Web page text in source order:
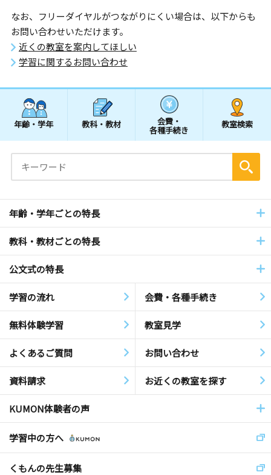
なお、フリーダイヤルがつながりにくい場合は、以下からも
お問い合わせいただけます。
近くの教室を案内してほしい
学習に関するお問い合わせ
年齢・学年 教科・教材 会費・
各種手続き
教室検索
年齢・学年ごとの特長
教科・教材ごとの特長
公文式の特長
学習の流れ 会費・各種手続き
無料体験学習 教室見学
よくあるご質問 お問い合わせ
資料請求 お近くの教室を探す
KUMON体験者の声
学習中の方へ
くもんの先生募集